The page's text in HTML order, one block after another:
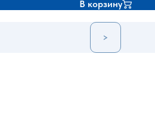
В корзину
>